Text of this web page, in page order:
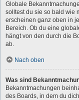
Globale
solltest du sie so bald wie
erscheinen ganz oben in
Bereich. Ob du eine
hängt von den durch die
ab.
Nach oben
Was sind
Bekanntmachungen
des Boards, in dem du